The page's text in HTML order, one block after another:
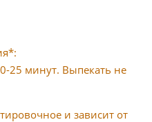
25 минут. Выпекать не
и зависит от